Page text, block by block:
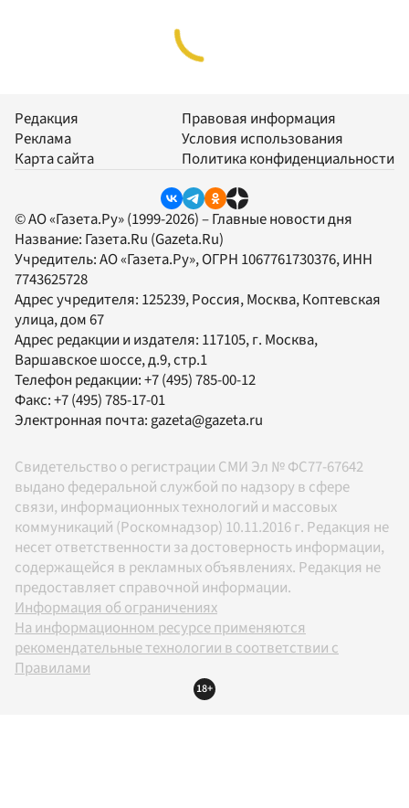
Редакция
Реклама
Карта сайта
Правовая информация
Условия использования
Политика конфиденциальности
© АО «Газета.Ру» (1999-2026) – Главные новости дня
Название: Газета.Ru (Gazeta.Ru)
Учредитель:АО «Газета.Ру», ОГРН 1067761730376, ИНН
7743625728
Адрес учредителя: 125239, Россия, Москва, Коптевская
улица, дом 67
Адрес редакции и издателя: 117105, г. Москва,
Варшавское шоссе, д.9, стр.1
Телефон редакции:+7 (495) 785-00-12
Факс:+7 (495) 785-17-01
Электронная почта:gazeta@gazeta.ru
Свидетельство о регистрации СМИ Эл № ФС77-67642
выдано федеральной службой по надзору в сфере
связи, информационных технологий и массовых
коммуникаций (Роскомнадзор) 10.11.2016 г. Редакция не
несет ответственности за достоверность информации,
содержащейся в рекламных объявлениях. Редакция не
предоставляет справочной информации.
Информация об ограничениях
На информационном ресурсе применяются
рекомендательные технологии в соответствии с
Правилами
18+